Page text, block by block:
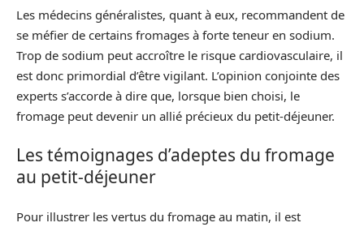
Les médecins généralistes, quant à eux, recommandent de
se méfier de certains fromages à forte teneur en sodium.
Trop de sodium peut accroître le risque cardiovasculaire, il
est donc primordial d’être vigilant. L’opinion conjointe des
experts s’accorde à dire que, lorsque bien choisi, le
fromage peut devenir un allié précieux du petit-déjeuner.
Les témoignages d’adeptes du fromage
au petit-déjeuner
Pour illustrer les vertus du fromage au matin, il est